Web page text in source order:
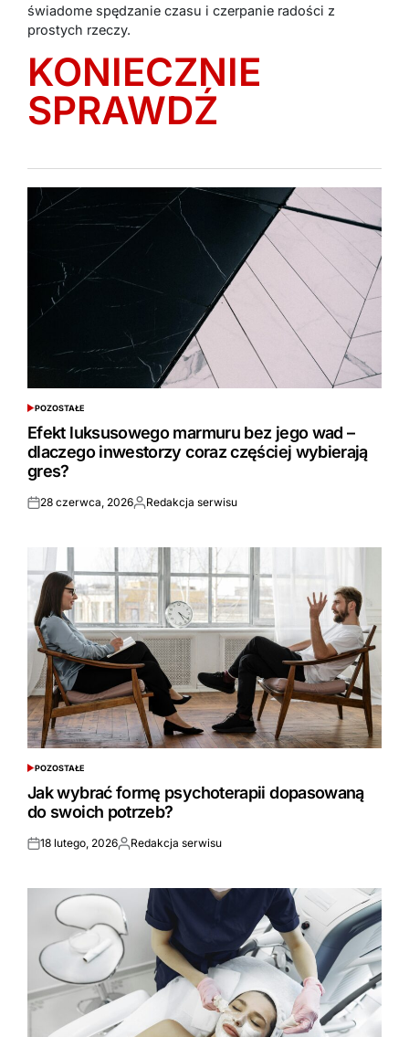
świadome spędzanie czasu i czerpanie radości z
prostych rzeczy.
KONIECZNIE
SPRAWDŹ
POSTED
IN
POZOSTAŁE
Efekt luksusowego marmuru bez jego wad –
dlaczego inwestorzy coraz częściej wybierają
gres?
Opublikowane
28 czerwca, 2026Opublikowane
Redakcja serwisu
POSTED
IN
POZOSTAŁE
Jak wybrać formę psychoterapii dopasowaną
do swoich potrzeb?
Opublikowane
18 lutego, 2026Opublikowane
Redakcja serwisu